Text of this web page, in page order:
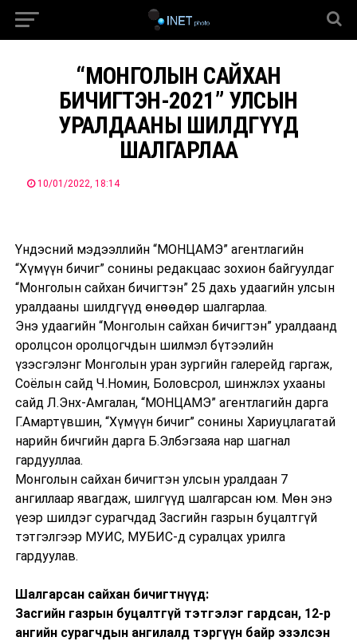
“МОНГОЛЫН САЙХАН
БИЧИГТЭН-2021” УЛСЫН
УРАЛДААНЫ ШИЛДГҮҮД
ШАЛГАРЛАА
10/01/2022, 18:14
Үндэсний мэдээллийн “МОНЦАМЭ” агентлагийн
“Хүмүүн бичиг” сонины редакцаас зохион байгуулдаг
“Монголын сайхан бичигтэн” 25 дахь удаагийн улсын
уралдааны шилдгүүд өнөөдөр шалгарлаа.
Энэ удаагийн “Монголын сайхан бичигтэн” уралдаанд
оролцсон оролцогчдын шилмэл бүтээлийн
үзэсгэлэнг Монголын уран зургийн галерейд гаргаж,
Соёлын сайд Ч.Номин, Боловсрол, шинжлэх ухааны
сайд Л.Энх-Амгалан, “МОНЦАМЭ” агентлагийн дарга
Г.Амартүвшин, “Хүмүүн бичиг” сонины Хариуцлагатай
нарийн бичгийн дарга Б.Элбэгзаяа нар шагнал
гардууллаа.
Монголын сайхан бичигтэн улсын уралдаан 7
ангиллаар явагдаж, шилгүүд шалгарсан юм. Мөн энэ
үеэр шилдэг сурагчдад Засгийн газрын буцалтгүй
тэтгэлгээр МУИС, МУБИС-д суралцах урилга
гардуулав.
Шалгарсан сайхан бичигтнүүд:
Засгийн газрын буцалтгүй тэтгэлэг гардсан, 12-р
ангийн сурагчдын ангилалд тэргүүн байр эзэлсэн